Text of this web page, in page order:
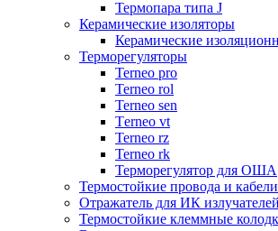
Термопара типа J
Керамические изоляторы
Керамические
Терморегуляторы
Terneo pro
Terneo rol
Terneo sen
Тerneo vt
Terneo rz
Terneo rk
Терморегулятор для ОША
Термостойкие провода и кабели
Отражатель для ИК излучателей
Термостойкие клеммные